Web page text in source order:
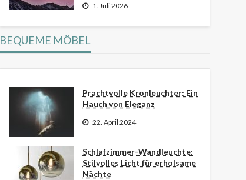
1. Juli 2026
BEQUEME MÖBEL
Prachtvolle Kronleuchter: Ein
Hauch von Eleganz
22. April 2024
Schlafzimmer-Wandleuchte:
Stilvolles Licht für erholsame
Nächte